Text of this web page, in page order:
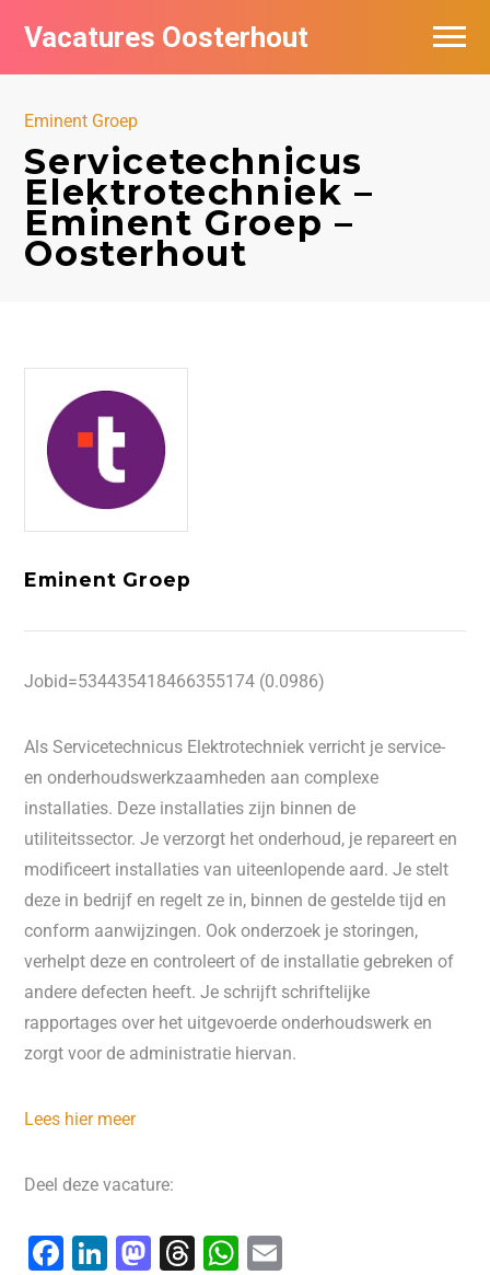
Vacatures Oosterhout
Eminent Groep
Servicetechnicus
Elektrotechniek –
Eminent Groep –
Oosterhout
Eminent Groep
Jobid=534435418466355174 (0.0986)
Als Servicetechnicus Elektrotechniek verricht je service-
en onderhoudswerkzaamheden aan complexe
installaties. Deze installaties zijn binnen de
utiliteitssector. Je verzorgt het onderhoud, je repareert en
modificeert installaties van uiteenlopende aard. Je stelt
deze in bedrijf en regelt ze in, binnen de gestelde tijd en
conform aanwijzingen. Ook onderzoek je storingen,
verhelpt deze en controleert of de installatie gebreken of
andere defecten heeft. Je schrijft schriftelijke
rapportages over het uitgevoerde onderhoudswerk en
zorgt voor de administratie hiervan.
Lees hier meer
Deel deze vacature:
F
Li M T
W
Vacatures per bedrijf